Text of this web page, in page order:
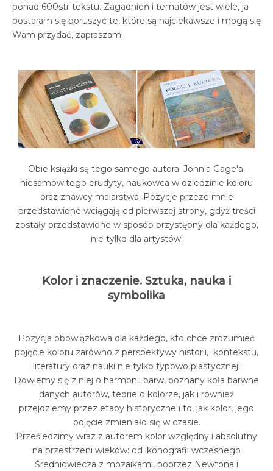
ponad 600str tekstu. Zagadnień i tematów jest wiele, ja
postaram się poruszyć te, które są najciekawsze i mogą się
Wam przydać, zapraszam.
Obie książki są tego samego autora: John'a Gage'a:
niesamowitego erudyty, naukowca w dziedzinie koloru
oraz znawcy malarstwa. Pozycje przeze mnie
przedstawione wciągają od pierwszej strony, gdyż treści
zostały przedstawione w sposób przystępny dla każdego,
nie tylko dla artystów!
Kolor i znaczenie. Sztuka, nauka i
symbolika
Pozycja obowiązkowa dla każdego, kto chce zrozumieć
pojęcie koloru zarówno z perspektywy historii, kontekstu,
literatury oraz nauki nie tylko typowo plastycznej!
Dowiemy się z niej o harmonii barw, poznany koła barwne
danych autorów, teorie o kolorze, jak i również
przejdziemy przez etapy historyczne i to, jak kolor, jego
pojęcie zmieniało się w czasie.
Prześledzimy wraz z autorem kolor względny i absolutny
na przestrzeni wieków: od ikonografii wczesnego
Średniowiecza z mozaikami, poprzez Newtona i